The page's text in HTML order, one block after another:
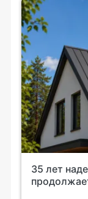
35 лет